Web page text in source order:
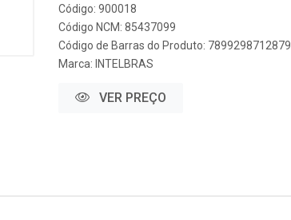
Código: 900018
Código NCM: 85437099
Código de Barras do Produto: 7899298712879
Marca: INTELBRAS
VER PREÇO